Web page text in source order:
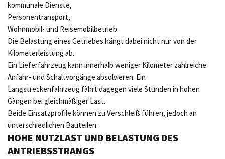
kommunale Dienste,
Personentransport,
Wohnmobil- und Reisemobilbetrieb.
Die Belastung eines Getriebes hängt dabei nicht nur von der
Kilometerleistung ab.
Ein Lieferfahrzeug kann innerhalb weniger Kilometer zahlreiche
Anfahr- und Schaltvorgänge absolvieren. Ein
Langstreckenfahrzeug fährt dagegen viele Stunden in hohen
Gängen bei gleichmäßiger Last.
Beide Einsatzprofile können zu Verschleiß führen, jedoch an
unterschiedlichen Bauteilen.
HOHE NUTZLAST UND BELASTUNG DES
ANTRIEBSSTRANGS